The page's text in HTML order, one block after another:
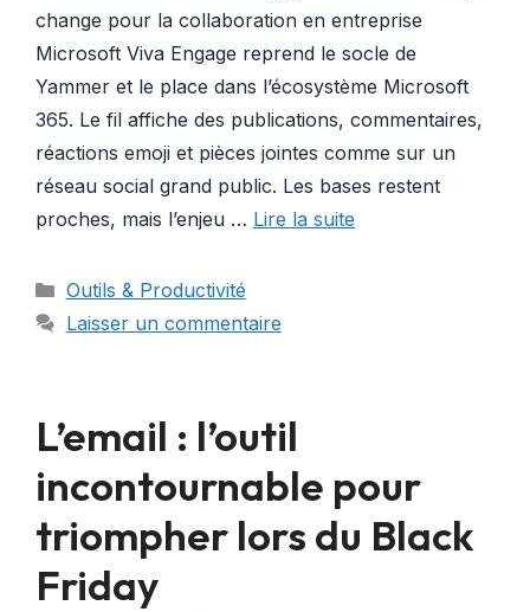
change pour la collaboration en entreprise
Microsoft Viva Engage reprend le socle de
Yammer et le place dans l’écosystème Microsoft
365. Le fil affiche des publications, commentaires,
réactions emoji et pièces jointes comme sur un
réseau social grand public. Les bases restent
proches, mais l’enjeu … Lire la suite
Catégories
Outils & Productivité
Laisser un commentaire
L’email : l’outil
incontournable pour
triompher lors du Black
Friday